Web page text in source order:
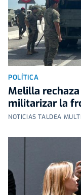
POLÍTICA
Melilla
militarizar la
NOTICIAS TALDEA